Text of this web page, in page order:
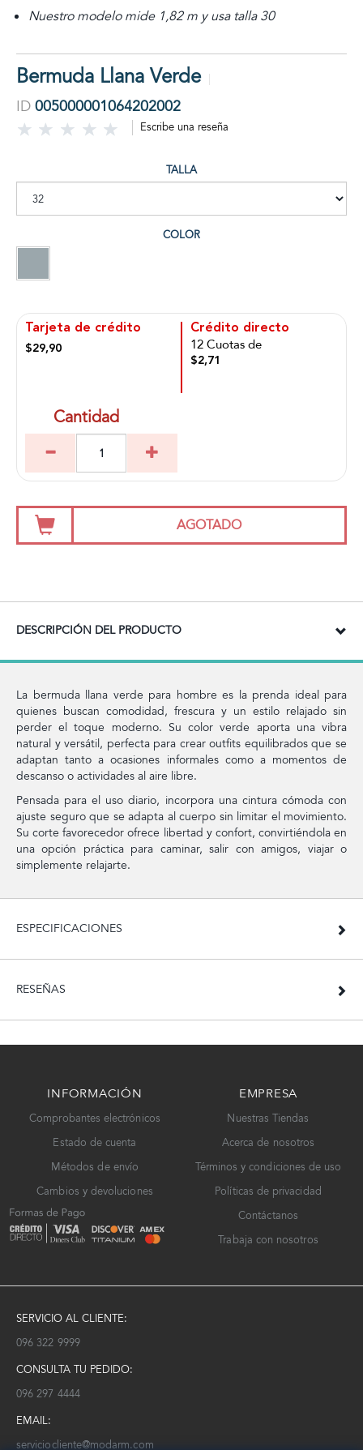
Nuestro modelo mide 1,82 m y usa talla 30
Bermuda Llana Verde
ID 005000001064202002
Escribe una reseña
TALLA
COLOR
Tarjeta de crédito
$29,90
Crédito directo
12 Cuotas de
$2,71
Cantidad
AGOTADO
DESCRIPCIÓN DEL PRODUCTO
La bermuda llana verde para hombre es la prenda ideal para
quienes buscan comodidad, frescura y un estilo relajado sin
perder el toque moderno. Su color verde aporta una vibra
natural y versátil, perfecta para crear outfits equilibrados que se
adaptan tanto a ocasiones informales como a momentos de
descanso o actividades al aire libre.
Pensada para el uso diario, incorpora una cintura cómoda con
ajuste seguro que se adapta al cuerpo sin limitar el movimiento.
Su corte favorecedor ofrece libertad y confort, convirtiéndola en
una opción práctica para caminar, salir con amigos, viajar o
simplemente relajarte.
ESPECIFICACIONES
RESEÑAS
INFORMACIÓN
Comprobantes electrónicos
Estado de cuenta
Métodos de envío
Cambios y devoluciones
EMPRESA
Nuestras Tiendas
Acerca de nosotros
Términos y condiciones de uso
Políticas de privacidad
Contáctanos
Trabaja con nosotros
SERVICIO AL CLIENTE:
096 322 9999
CONSULTA TU PEDIDO:
096 297 4444
EMAIL:
serviciocliente@modarm.com